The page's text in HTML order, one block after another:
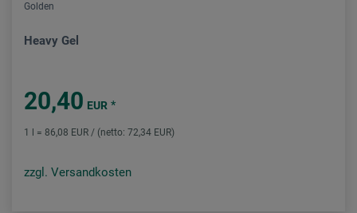
Golden
Heavy Gel
20,40 EUR *
1 l = 86,08 EUR / (netto: 72,34 EUR)
zzgl. Versandkosten